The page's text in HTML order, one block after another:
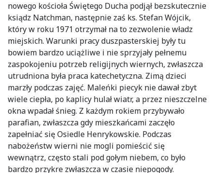
nowego kościoła Świętego Ducha podjął bezskutecznie
ksiądz Natchman, następnie zaś ks. Stefan Wójcik,
który w roku 1971 otrzymał na to zezwolenie władz
miejskich. Warunki pracy duszpasterskiej były tu
bowiem bardzo uciążliwe i nie sprzyjały pełnemu
zaspokojeniu potrzeb religijnych wiernych, zwłaszcza
utrudniona była praca katechetyczna. Zimą dzieci
marzły podczas zajęć. Maleńki piecyk nie dawał zbyt
wiele ciepła, po kaplicy hulał wiatr, a przez nieszczelne
okna wpadał śnieg. Z każdym rokiem przybywało
parafian, zwłaszcza gdy mieszkańcami zaczęło
zapełniać się Osiedle Henrykowskie. Podczas
nabożeństw wierni nie mogli pomieścić się
wewnątrz, często stali pod gołym niebem, co było
bardzo przykre zwłaszcza w czasie niepogody.